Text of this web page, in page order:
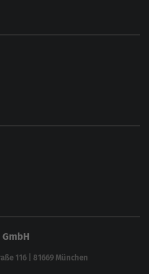
116 | 81669 München